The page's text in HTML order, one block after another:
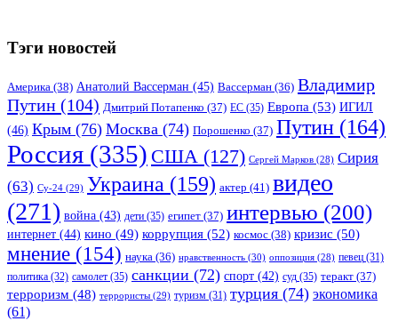
Тэги новостей
Америка (38) Анатолий Вассерман (45) Вассерман (36) Владимир
Путин (104) Дмитрий Потапенко (37) ЕС (35) Европа (53) ИГИЛ
(46) Крым (76) Москва (74) Порошенко (37) Путин (164)
Россия (335) США (127) Сергей Марков (28) Сирия
(63) Су-24 (29) Украина (159) актер (41) видео
(271) война (43) дети (35) египет (37) интервью (200)
интернет (44) кино (49) коррупция (52) космос (38) кризис (50)
мнение (154) наука (36) нравственность (30) оппозиция (28) певец (31)
политика (32) самолет (35) санкции (72) спорт (42) суд (35) теракт (37)
терроризм (48) террористы (29) туризм (31) турция (74) экономика
(61)